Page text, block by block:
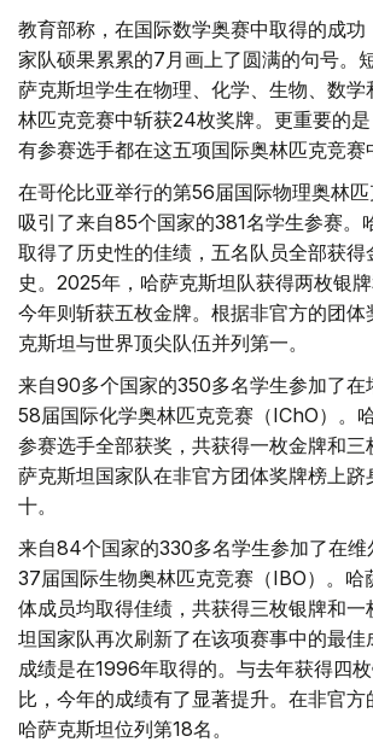
教育部称，在国际数学奥赛中取得的成功
家队硕果累累的7月画上了圆满的句号。
萨克斯坦学生在物理、化学、生物、数学
林匹克竞赛中斩获24枚奖牌。更重要的
有参赛选手都在这五项国际奥林匹克竞赛
在哥伦比亚举行的第56届国际物理奥林匹
吸引了来自85个国家的381名学生参赛。
取得了历史性的佳绩，五名队员全部获得
史。2025年，哈萨克斯坦队获得两枚银
今年则斩获五枚金牌。根据非官方的团
克斯坦与世界顶尖队伍并列第一。
来自90多个国家的350多名学生参加了在
58届国际化学奥林匹克竞赛（I​​ChO）。
参赛选手全部获奖，共获得一枚金牌和三
萨克斯坦国家队在非官方团体奖牌榜上跻
十。
来自84个国家的330多名学生参加了在维
37届国际生物奥林匹克竞赛（I​​BO）。哈
体成员均取得佳绩，共获得三枚银牌和
坦国家队再次刷新了在该项赛事中的最
成绩是在1996年取得的。与去年获得四
比，今年的成绩有了显著提升。在非官方
哈萨克斯坦位列第18名。